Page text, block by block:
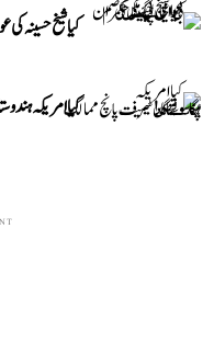
کیا شیخ حسینہ
کیا امریکہ